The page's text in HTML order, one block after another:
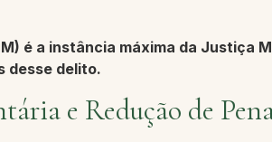
é a instância máxima da Justiça
desse delito.
e Redução de